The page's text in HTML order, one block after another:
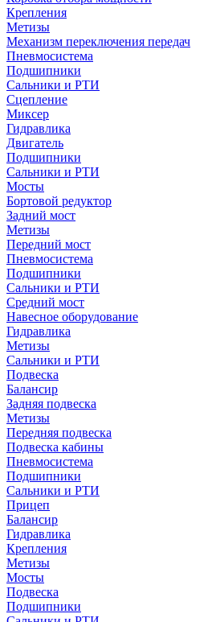
Крепления
Метизы
Механизм переключения передач
Пневмосистема
Подшипники
Сальники и РТИ
Сцепление
Миксер
Гидравлика
Двигатель
Подшипники
Сальники и РТИ
Мосты
Бортовой редуктор
Задний мост
Метизы
Передний мост
Пневмосистема
Подшипники
Сальники и РТИ
Средний мост
Навесное оборудование
Гидравлика
Метизы
Сальники и РТИ
Подвеска
Балансир
Задняя подвеска
Метизы
Передняя подвеска
Подвеска кабины
Пневмосистема
Подшипники
Сальники и РТИ
Прицеп
Балансир
Гидравлика
Крепления
Метизы
Мосты
Подвеска
Подшипники